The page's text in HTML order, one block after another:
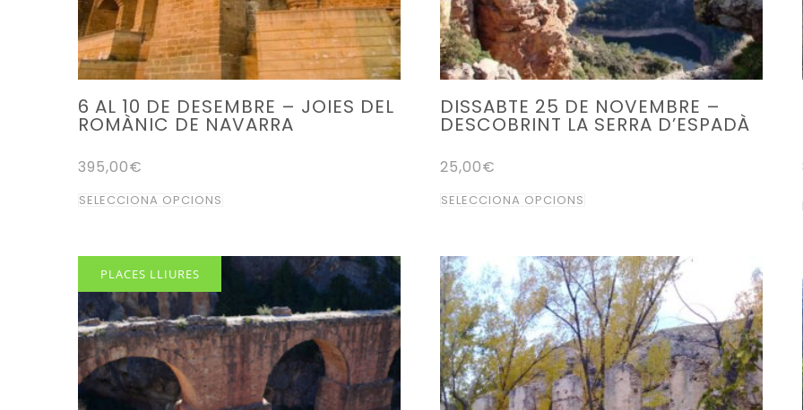
del
producte
del
producte
6 AL 10 DE DESEMBRE – JOIES DEL
ROMÀNIC DE NAVARRA
395,00€
SELECCIONA OPCIONS
diverses
Les
opcions
es
poden
DISSABTE 25 DE NOVEMBRE –
DESCOBRINT LA SERRA D’ESPADÀ
25,00€
SELECCIONA OPCIONS
diverses
variants.
Les
opcions
es
poden
PLACES LLIURES